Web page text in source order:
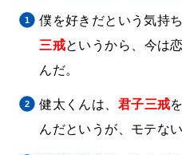
僕を好きだという気持
三戒というから、今は
んだ。
健太くんは、 君子三戒
んだというが、モテない